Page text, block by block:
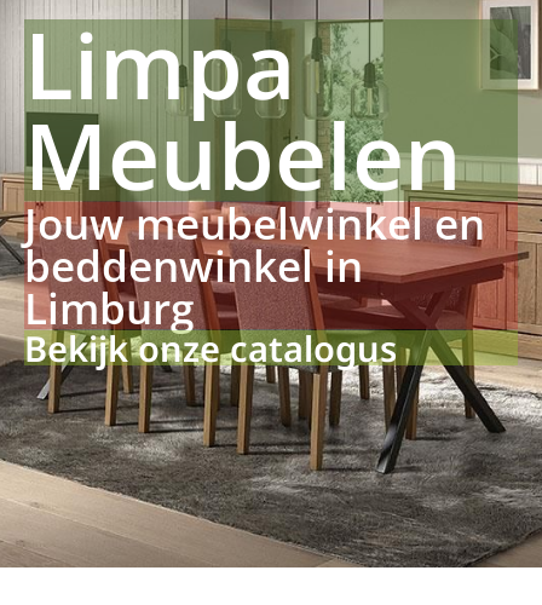
Limpa
Meubelen
Jouw meubelwinkel en
beddenwinkel in
Limburg
Bekijk onze catalogus